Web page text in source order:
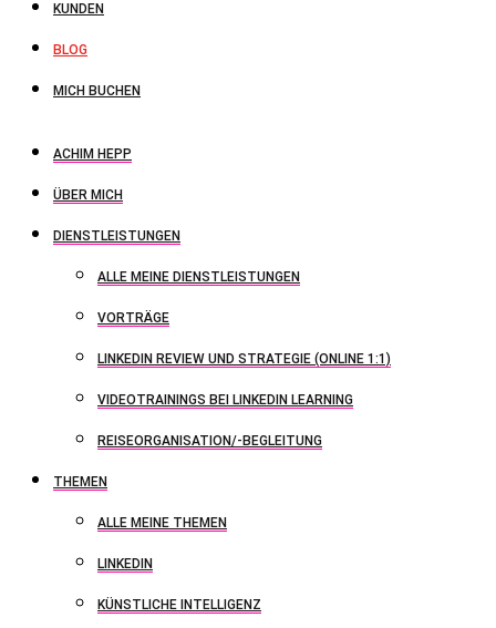
KUNDEN
BLOG
MICH BUCHEN
ACHIM HEPP
ÜBER MICH
DIENSTLEISTUNGEN
ALLE MEINE DIENSTLEISTUNGEN
VORTRÄGE
LINKEDIN REVIEW UND STRATEGIE (ONLINE 1:1)
VIDEOTRAININGS BEI LINKEDIN LEARNING
REISEORGANISATION/-BEGLEITUNG
THEMEN
ALLE MEINE THEMEN
LINKEDIN
KÜNSTLICHE INTELLIGENZ